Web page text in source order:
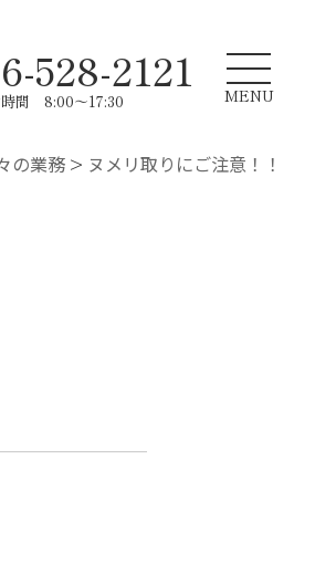
528-2121
間 8:00～17:30 MENU
の業務 > ヌメリ取りにご注意！！